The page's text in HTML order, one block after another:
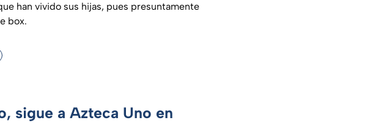
han vivido sus hijas, pues presuntamente
box.
sigue a Azteca Uno en